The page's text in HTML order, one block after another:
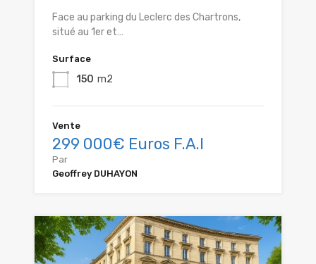
Face au parking du Leclerc des Chartrons,
situé au 1er et…
Surface
150 m2
Vente
299 000€ Euros F.A.I
Par
Geoffrey DUHAYON